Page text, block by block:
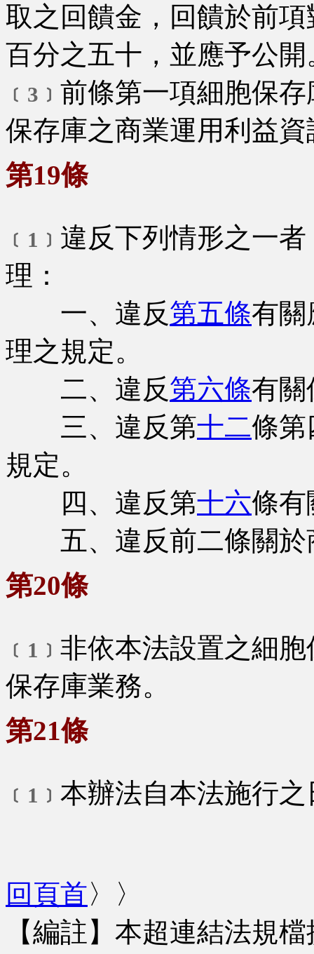
取之回饋金，回饋於前
百分之五十，並應予公開
﹝3﹞ 前條第一項細胞保
保存庫之商業運用利益資
第19條
﹝1﹞ 違反下列情形之一
理：
一、違反第五條有關
理之規定。
二、違反第六條有關
三、違反第十二條第
規定。
四、違反第十六條有
五、違反前二條關於
第20條
﹝1﹞ 非依本法設置之細
保存庫業務。
第21條
﹝1﹞ 本辦法自本法施行
回頁首〉〉
【編註】本超連結法規